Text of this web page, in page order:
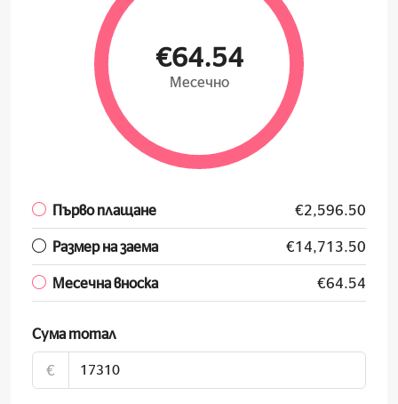
€64.54
Месечно
Първо плащане €2,596.50
Размер на заема €14,713.50
Месечна вноска €64.54
Сума тотал
€